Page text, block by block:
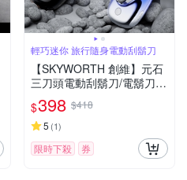
輕巧迷你 旅行隨身電動刮鬍刀
【SKYWORTH 創維】元石
三刀頭電動刮鬍刀/電鬍刀
台灣公司貨(充電式/IPX7防
水/全機水洗/磁吸刀頭)
$398 $418
5 (1)
限時下殺 券